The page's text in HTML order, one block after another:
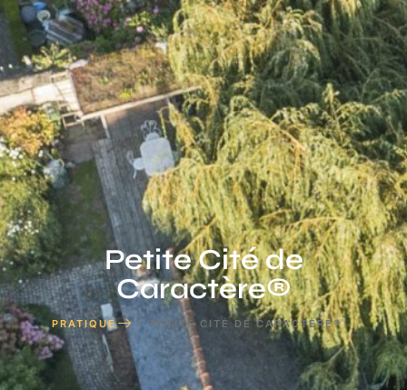
Petite Cité de
Caractère®
PRATIQUE PETITE CITÉ DE CARACTÈRE®